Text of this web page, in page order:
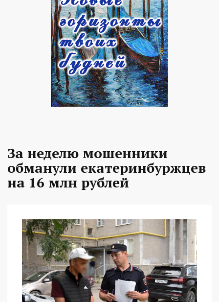
За неделю мошенники
обманули екатеринбуржцев
на 16 млн рублей